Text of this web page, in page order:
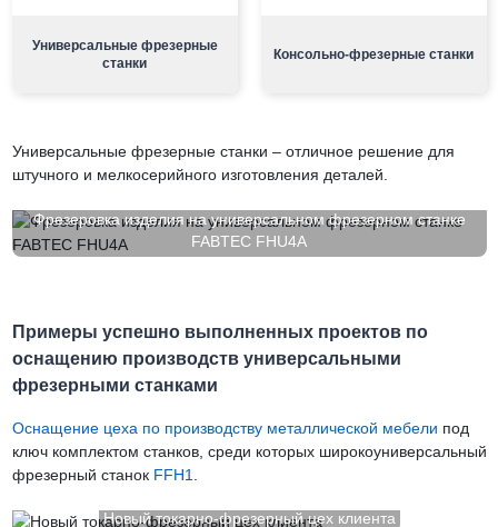
Универсальные фрезерные
станки
Консольно-фрезерные станки
Универсальные фрезерные станки – отличное решение для
штучного и мелкосерийного изготовления деталей.
Фрезеровка изделия на универсальном фрезерном станке
FABTEC FHU4A
Примеры успешно выполненных проектов по
оснащению производств универсальными
фрезерными станками
Оснащение цеха по производству металлической мебели под
ключ комплектом станков, среди которых широкоуниверсальный
фрезерный станок FFH1.
Новый токарно-фрезерный цех клиента